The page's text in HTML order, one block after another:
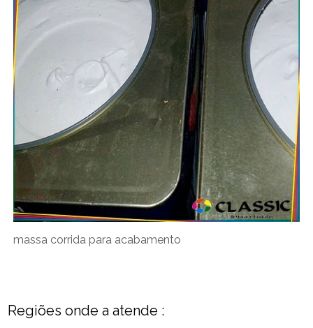
massa corrida para acabamento
Regiões onde a atende :